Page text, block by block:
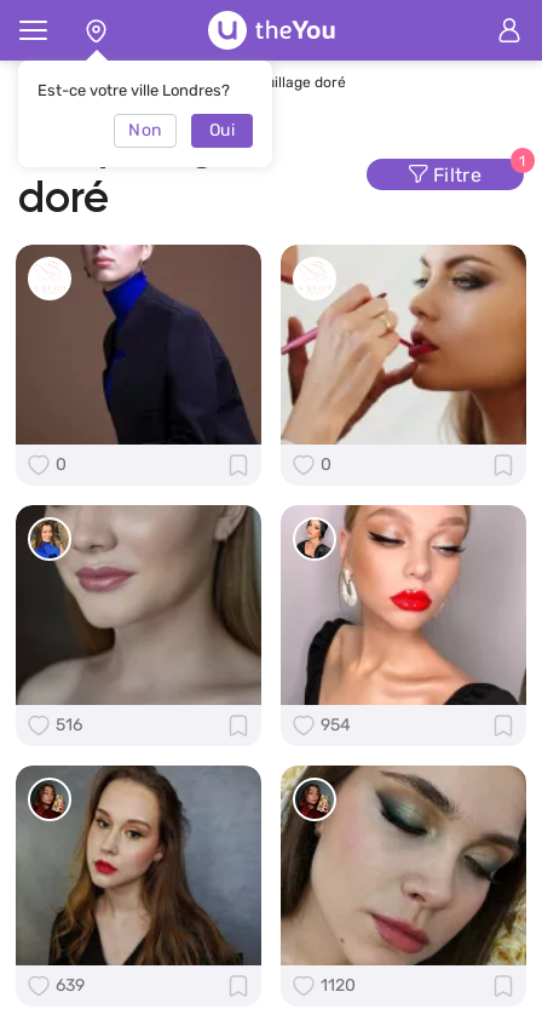
Est-ce votre ville Londres?
Non Oui
Page d'accueil Maquillage maquillage doré
maquillage
doré
Filtre
1
0 0
516 954
639 1120